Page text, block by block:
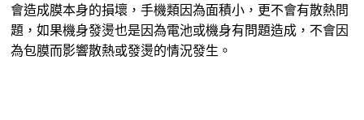
會造成膜本身的損壞，手機類因為面積小，更不會有散熱問
題，如果機身發燙也是因為電池或機身有問題造成，不會因
為包膜而影響散熱或發燙的情況發生。